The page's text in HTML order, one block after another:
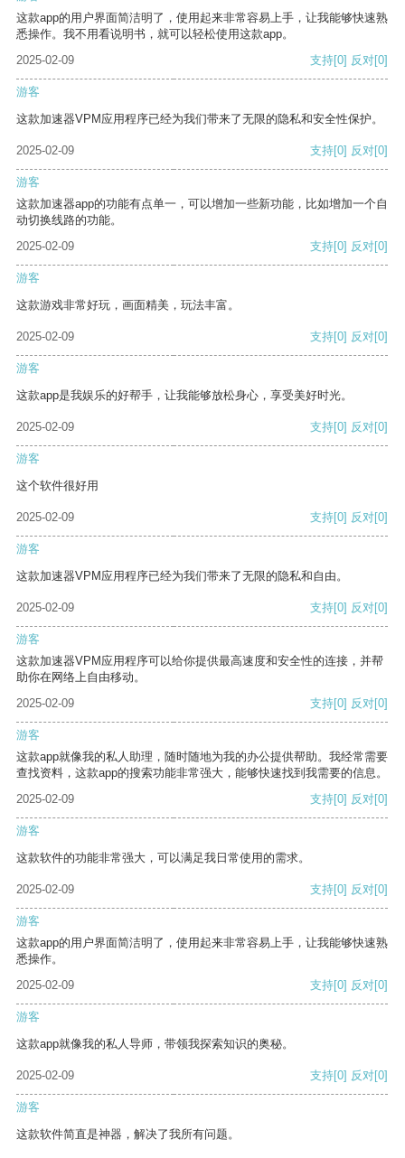
这款app的用户界面简洁明了，使用起来非常容易上手，让我能够快速熟
悉操作。我不用看说明书，就可以轻松使用这款app。
2025-02-09
支持[0] 反对[0]
游客
这款加速器VPM应用程序已经为我们带来了无限的隐私和安全性保护。
2025-02-09 支持[0] 反对[0]
游客
这款加速器app的功能有点单一，可以增加一些新功能，比如增加一个自
动切换线路的功能。
2025-02-09
支持[0] 反对[0]
游客
这款游戏非常好玩，画面精美，玩法丰富。
2025-02-09 支持[0] 反对[0]
游客
这款app是我娱乐的好帮手，让我能够放松身心，享受美好时光。
2025-02-09 支持[0] 反对[0]
游客
这个软件很好用
2025-02-09 支持[0] 反对[0]
游客
这款加速器VPM应用程序已经为我们带来了无限的隐私和自由。
2025-02-09 支持[0] 反对[0]
游客
这款加速器VPM应用程序可以给你提供最高速度和安全性的连接，并帮
助你在网络上自由移动。
2025-02-09
支持[0] 反对[0]
游客
这款app就像我的私人助理，随时随地为我的办公提供帮助。我经常需要
查找资料，这款app的搜索功能非常强大，能够快速找到我需要的信息。
2025-02-09
支持[0] 反对[0]
游客
这款软件的功能非常强大，可以满足我日常使用的需求。
2025-02-09 支持[0] 反对[0]
游客
这款app的用户界面简洁明了，使用起来非常容易上手，让我能够快速熟
悉操作。
2025-02-09
支持[0] 反对[0]
游客
这款app就像我的私人导师，带领我探索知识的奥秘。
2025-02-09 支持[0] 反对[0]
游客
这款软件简直是神器，解决了我所有问题。